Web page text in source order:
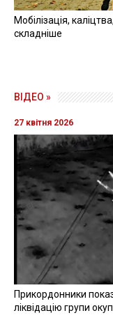
Мобілізація,
складніше
ВІДЕО »
27 квітня 2026
Прикордонники
ліквідацію групи